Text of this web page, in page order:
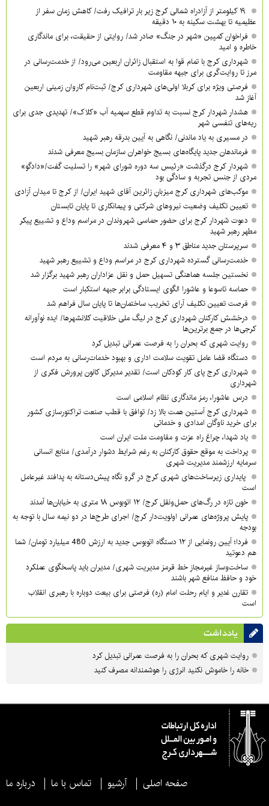
۱۹ کیلومتر از آزادراه شمالی کرج زیر بار ترافیک رفت/ کاهش زمان سفر از
عظیمیه تا بهشت سکینه به ۱۰ دقیقه
فراخوان کمپین «شهر در جنگ» صادر شد/ روایتی از حقیقت، برای ماندگاری
خاطره و امید
شهرداری کرج با تمام قوا به استقبال زائران اربعین می‌رود/ از خدمت‌رسانی در
مرز تا روایت‌گری برای جبهه مقاومت
فرصتی ویژه برای کربلا اولی‌های شهرداری کرج/ ثبت‌نام کاروان زمینی اربعین
آغاز شد
هشدار شهردار کرج نسبت به تداوم قطع سهمیه آب «کلاک»/ تهدیدی جدی برای
ریه‌های تنفسی شهر
در مسیری به یاد ماندنی/ نگاهی به آیین بدرقه رهبر شهید
فرماندهان جدید پایگاه‌های بسیج خواهران سازمان بسیج معرفی شدند
شهردار کرج درگذشت «رئیس سه دوره شورای شهر» را تسلیت گفت/«دادگو»
مردی از جنس تجربه و سادگی بود
موکب‌های شهرداری کرج میزبانِ زائرین آقای شهید ایران/ از کرج تا میدان آزادی
تعیین تکلیف وضعیت نیروهای شرکتی و پیمانکاری تا پایان تابستان
دعوت شهردار کرج برای حضور حماسی شهروندان در مراسم وداع و تشییع پیکر
مطهر رهبر شهید
سرپرستان جدید مناطق ۳ و ۴ معرفی شدند
خدمت‌رسانی گسترده شهرداری کرج در مراسم وداع و تشییع رهبر شهید
نخستین جلسه هماهنگی تسهیل حمل و نقل عزاداران رهبر شهید برگزار شد
حماسه تاسوعا و عاشورا الگوی ایستادگی برابر جبهه استکبار است
فرصت تعیین تکلیف آرای تخریب ساختمان‌ها تا پایان سال فراهم شد
درخشش کارکنان شهرداری کرج در لیگ ملی خلاقیت کلانشهرها/ ایده نوآورانه
کرجی‌ها در جمع برترین‌ها
روایت شهری که بحران را به فرصت عمرانی تبدیل کرد
دستگاه قضا عامل تقویت سلامت اداری و بهبود خدمات‌رسانی به مردم است
شهرداری کرج پای کار کودکان است/ تقدیر مدیرکل کانون پرورش فکری از
شهرداری
درس عاشورا، رمز ماندگاری نظام اسلامی است
شهرداری کرج آستین همت بالا زد/ توافق با قطب صنعت تراکتورسازی کشور
برای خرید ناوگان امدادی و خدماتی
یاد شهدا، چراغ راه عزت و مقاومت ملت ایران است
پرداخت به موقع حقوق کارکنان به رغم شرایط دشوار درآمدی/ منابع انسانی
سرمایه ارزشمند مدیریت شهری
پایداری زیرساخت‌های شهری کرج در گرو نگاه پیش‌دستانه به پدافند غیرعامل
است
خون تازه در رگ‌های حمل‌ونقل کرج/ ۱۲ اتوبوس ۱۸ متری به خیابان‌ها آمدند
پایش پروژه‌های عمرانی اولویت‌دار کرج/ اجرای طرح‌ها در دو نیمه سال با توجه به
بودجه
فردا؛ آیین رونمایی از ۱۲ دستگاه اتوبوس جدید به ارزش 480 میلیارد تومان/ شما
هم دعوتید
ساخت‌وساز غیرمجاز خط قرمز مدیریت شهری‌/ مدیران باید پاسخگوی عملکرد
خود و حافظ منافع شهر باشند
تقارن غدیر و ایام رحلت امام (ره) فرصتی برای بیعت دوباره با رهبری انقلاب
است
یادداشت
روایت شهری که بحران را به فرصت عمرانی تبدیل کرد
خانه را خاموش نکنید انرژی را هوشمندانه مصرف کنید
صفحه اصلی آرشیو تماس با ما درباره ما